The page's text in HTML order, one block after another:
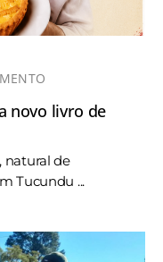
novo livro de
natural de
Tucundu ...